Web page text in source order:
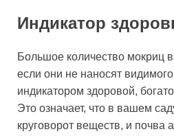
Индикатор
Большое количество мокриц
если они не наносят
индикатором здоровой,
Это означает, что в вашем
круговорот веществ, и почва